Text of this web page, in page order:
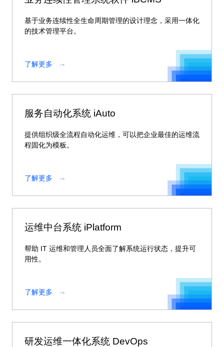
基于业务连续性全生命周期管理的设计理念，采用一体化
的技术管理平台。
了解更多
服务自动化系统 iAuto
提供组织级全流程自动化运维，可以把企业最佳的运维流
程固化为模板。
了解更多
运维中台系统 iPlatform
帮助 IT 运维和管理人员全面了解系统运行状态，提升可
用性。
了解更多
研发运维一体化系统 DevOps